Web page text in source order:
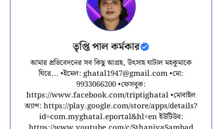
তৃপ্তি পাল কর্মকার
আমার প্রতিবেদনের সব কিছু আগ্রহ, উৎসাহ ঘাটাল মহকুমাকে
ঘিরে... •ইমেল: ghatal1947@gmail.com•মো:
9933066200 •ফেসবুক:
https://www.facebook.com/triptighatal •মোবাইল
অ্যাপ: https://play.google.com/store/apps/details?
id=com.myghatal.eportal&hl=en ইউটিউব: